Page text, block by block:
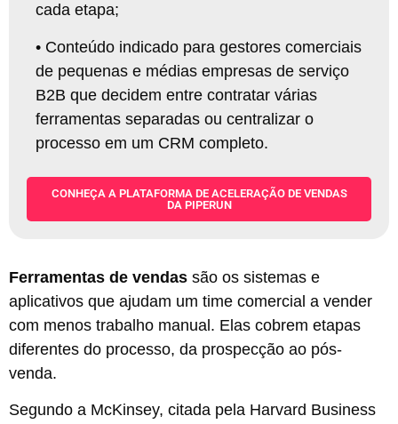
cada etapa;
• Conteúdo indicado para gestores comerciais
de pequenas e médias empresas de serviço
B2B que decidem entre contratar várias
ferramentas separadas ou centralizar o
processo em um CRM completo.
CONHEÇA A PLATAFORMA DE ACELERAÇÃO DE VENDAS
DA PIPERUN
Ferramentas de vendas são os sistemas e
aplicativos que ajudam um time comercial a vender
com menos trabalho manual. Elas cobrem etapas
diferentes do processo, da prospecção ao pós-
venda.
Segundo a McKinsey, citada pela Harvard Business